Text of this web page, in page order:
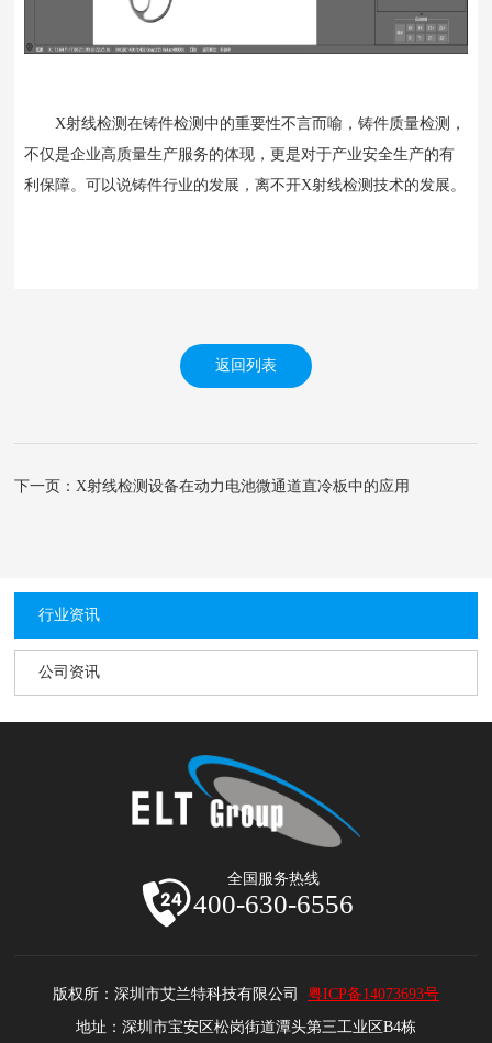
X射线检测在铸件检测中的重要性不言而喻，铸件质量检测，
不仅是企业高质量生产服务的体现，更是对于产业安全生产的有
利保障。可以说铸件行业的发展，离不开X射线检测技术的发展。
返回列表
下一页：X射线检测设备在动力电池微通道直冷板中的应用
行业资讯
公司资讯
全国服务热线
400-630-6556
版权所：深圳市艾兰特科技有限公司 粤ICP备14073693号
地址：深圳市宝安区松岗街道潭头第三工业区B4栋